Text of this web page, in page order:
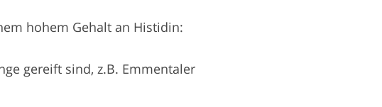
hohem Gehalt an Histidin:
gereift sind, z.B. Emmentaler